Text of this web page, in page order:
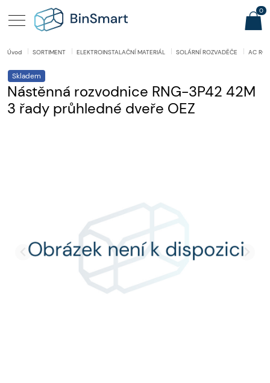
Úvod SORTIMENT ELEKTROINSTALAČNÍ MATERIÁL SOLÁRNÍ ROZVADĚČE AC
Skladem
Nástěnná rozvodnice RNG-3P42 42M
3 řady průhledné dveře OEZ
0